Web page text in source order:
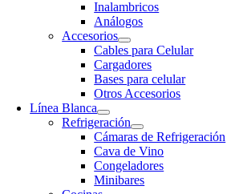
Inalambricos
Análogos
Accesorios
Cables para Celular
Cargadores
Bases para celular
Otros Accesorios
Línea Blanca
Refrigeración
Cámaras de Refrigeración
Cava de Vino
Congeladores
Minibares